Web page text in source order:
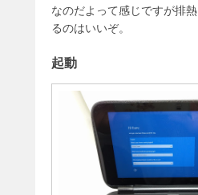
なのだよって感じですが排
るのはいいぞ。
起動